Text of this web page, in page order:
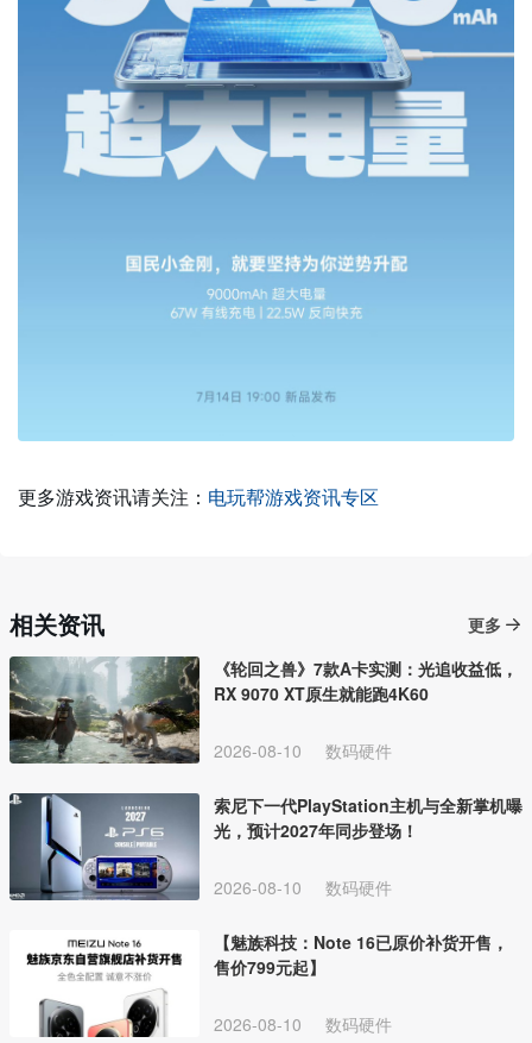
更多游戏资讯请关注： 电玩帮游戏资讯专区
相关资讯
更多
《轮回之兽》7款A卡实测：光追收益低，
RX 9070 XT原生就能跑4K60
2026-08-10 数码硬件
索尼下一代PlayStation主机与全新掌机曝
光，预计2027年同步登场！
2026-08-10 数码硬件
【魅族科技：Note 16已原价补货开售，
售价799元起】
2026-08-10 数码硬件